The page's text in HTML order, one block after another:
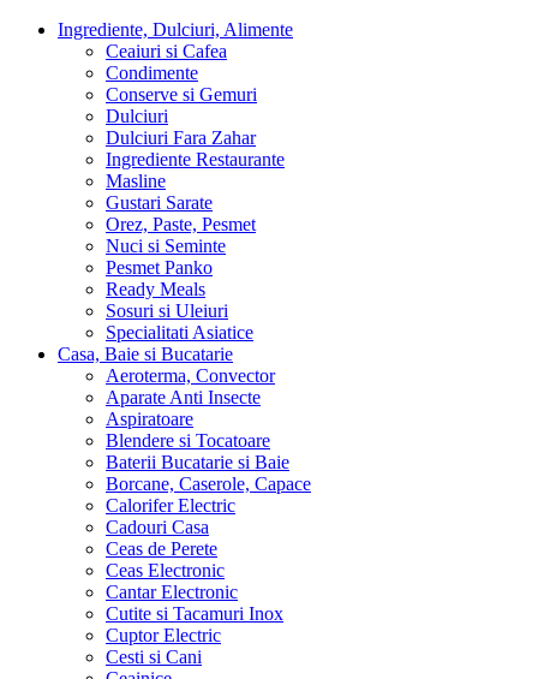
Ingrediente, Dulciuri, Alimente
Ceaiuri si Cafea
Condimente
Conserve si Gemuri
Dulciuri
Dulciuri Fara Zahar
Ingrediente Restaurante
Masline
Gustari Sarate
Orez, Paste, Pesmet
Nuci si Seminte
Pesmet Panko
Ready Meals
Sosuri si Uleiuri
Specialitati Asiatice
Casa, Baie si Bucatarie
Aeroterma, Convector
Aparate Anti Insecte
Aspiratoare
Blendere si Tocatoare
Baterii Bucatarie si Baie
Borcane, Caserole, Capace
Calorifer Electric
Cadouri Casa
Ceas de Perete
Ceas Electronic
Cantar Electronic
Cutite si Tacamuri Inox
Cuptor Electric
Cesti si Cani